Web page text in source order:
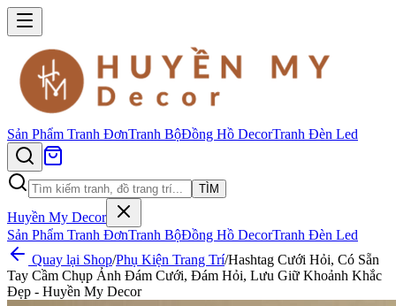
Sản Phẩm Tranh ĐơnTranh BộĐồng Hồ DecorTranh Đèn Led
TÌM
Huyền My Decor
Sản Phẩm Tranh ĐơnTranh BộĐồng Hồ DecorTranh Đèn Led
Quay lại Shop/Phụ Kiện Trang Trí/Hashtag Cưới Hỏi, Có Sẵn
Tay Cầm Chụp Ảnh Đám Cưới, Đám Hỏi, Lưu Giữ Khoảnh Khắc
Đẹp - Huyền My Decor